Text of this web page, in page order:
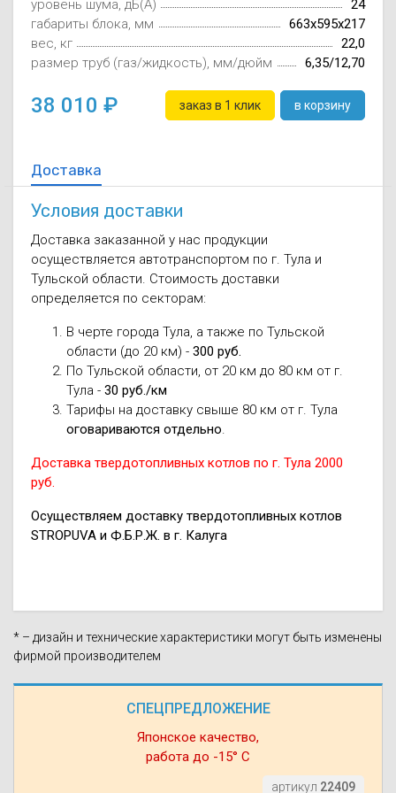
СПЕЦПРЕДЛОЖЕНИЕ
Японское качество,
работа до -15° С
артикул 22409
уровень шума, дБ(А)
24
габариты блока, мм
663х595х217
вес, кг
22,0
размер труб (газ/жидкость), мм/дюйм
6,35/12,70
38 010 заказ в 1 клик в корзину
Доставка
Условия доставки
Доставка заказанной у нас продукции
осуществляется автотранспортом по г. Тула и
Тульской области. Стоимость доставки
определяется по секторам:
В черте города Тула, а также по Тульской
области (до 20 км) - 300 руб.
По Тульской области, от 20 км до 80 км от г.
Тула - 30 руб./км
Тарифы на доставку свыше 80 км от г. Тула
оговариваются отдельно.
Доставка твердотопливных котлов по г. Тула 2000
руб.
Осуществляем доставку твердотопливных котлов
STROPUVA и Ф.Б.Р.Ж. в г. Калуга
* – дизайн и технические характеристики могут быть изменены
фирмой производителем
Осушители
Wi-Fi модуля
отработанном